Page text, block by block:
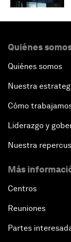
Quiénes
Quiénes somos
Nuestra
Cómo
Liderazgo y
Nuestra
Más
Centros
Reuniones
Partes